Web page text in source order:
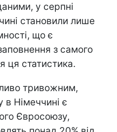
у серпні
становили лише
що є
з самого
ця статистика.
тривожним,
в Німеччині є
Євросоюзу,